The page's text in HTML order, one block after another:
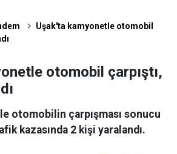
Uşak'ta kamyonetle otomobil
otomobil çarpıştı,
otomobilin çarpışması sonucu
kazasında 2 kişi yaralandı.